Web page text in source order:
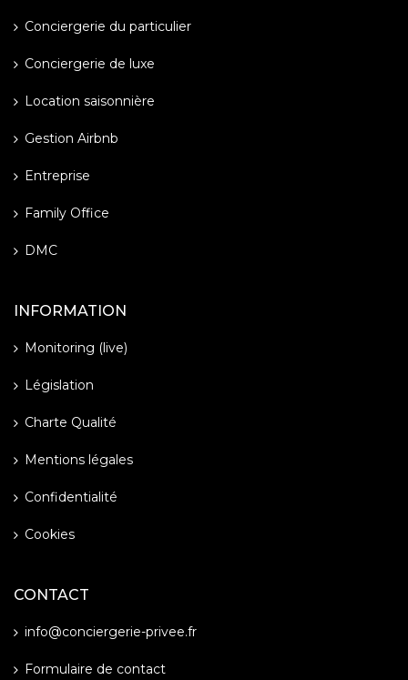
Conciergerie du particulier
Conciergerie de luxe
Location saisonnière
Gestion Airbnb
Entreprise
Family Office
DMC
INFORMATION
Monitoring (live)
Législation
Charte Qualité
Mentions légales
Confidentialité
Cookies
CONTACT
info@conciergerie-privee.fr
Formulaire de contact